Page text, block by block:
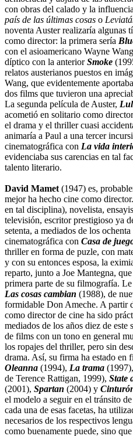
con obras del calado y la
país de las últimas cosas o
noventa Auster realizaría algunas
como director: la primera sería
con el asioamericano Wayne
díptico con la anteriorSmoke
relatos austerianos puestos en
Wang, que evidentemente
dos films que tuvieron una
La segunda película de Auster,
acometió en solitario como
el drama y el thriller cuasi
animaría a Paul a una tercer
cinematográfica con La vida
evidenciaba sus carencias en tal
talento literario.
David Mamet (1947) es,
mejor ha hecho cine como
en tal disciplina), novelista,
televisión, escritor prestigioso ya
setenta, a mediados de los
cinematográfica con Casa de
thriller en forma de puzle, con
y con su entonces esposa, la
reparto, junto a Joe Mantegna,
primera parte de su filmografía.
Las cosas cambian (1988), de
formidable Don Ameche. A partir
como director de cine ha sido
mediados de los años diez de
de films con un tono en general
los ropajes del thriller, pero sin
drama. Así, su firma ha estado en
Oleanna (1994), La trama (1997),
de Terence Rattigan, 1999), State
(2001), Spartan (2004) y
el modelo a seguir en el tránsito
cada una de esas facetas, ha
necesarios de los respectivos
como buenamente puede, sino